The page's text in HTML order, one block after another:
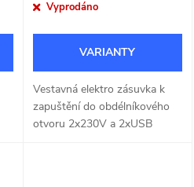
Vyprodáno
Vestavná elektro zásuvka k
zapuštění do obdélníkového
otvoru 2x230V a 2xUSB